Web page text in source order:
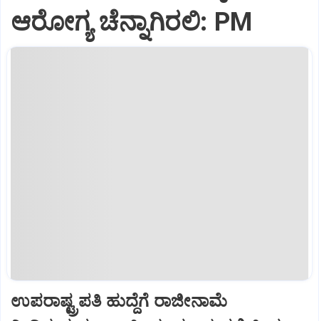
ಆರೋಗ್ಯ ಚೆನ್ನಾಗಿರಲಿ: PM
ಉಪರಾಷ್ಟ್ರಪತಿ ಹುದ್ದೆಗೆ ರಾಜೀನಾಮೆ